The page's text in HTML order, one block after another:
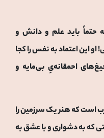
حتماً باید علم و دانش و
این اعتماد به نفس را کجا
احمقانه‌یِ بی‌مایه و
است که هنر یک سرزمین را
که به دشواری و با عشق به